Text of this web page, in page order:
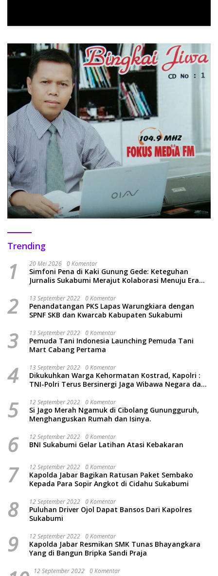
Trending
1 20 Mei 2026 0 Komentar
Simfoni Pena di Kaki Gunung Gede: Keteguhan
Jurnalis Sukabumi Merajut Kolaborasi Menuju Era
2 13 September 2022 0 Komentar
Penandatangan PKS Lapas Warungkiara dengan
SPNF SKB dan Kwarcab Kabupaten Sukabumi
3 13 September 2022 0 Komentar
Pemuda Tani Indonesia Launching Pemuda Tani
Mart Cabang Pertama
4 13 September 2022 0 Komentar
Dikukuhkan Warga Kehormatan Kostrad, Kapolri :
TNI-Polri Terus Bersinergi Jaga Wibawa Negara dan
5 12 September 2022 0 Komentar
Si Jago Merah Ngamuk di Cibolang Gunungguruh,
Menghanguskan Rumah dan Isinya.
6 12 September 2022 0 Komentar
BNI Sukabumi Gelar Latihan Atasi Kebakaran
7 12 September 2022 0 Komentar
Kapolda Jabar Bagikan Ratusan Paket Sembako
Kepada Para Sopir Angkot di Cidahu Sukabumi
8 12 September 2022 0 Komentar
Puluhan Driver Ojol Dapat Bansos Dari Kapolres
Sukabumi
9 12 September 2022 0 Komentar
Kapolda Jabar Resmikan SMK Tunas Bhayangkara
Yang di Bangun Bripka Sandi Praja
12 September 2022 0 Komentar